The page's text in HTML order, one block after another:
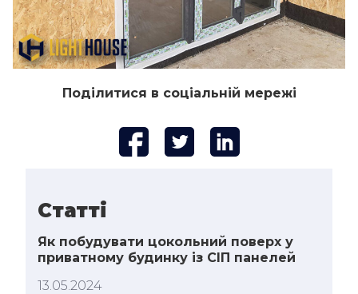
Поділитися в соціальній мережі
Статті
Як побудувати цокольний поверх у
приватному будинку із СІП панелей
13.05.2024